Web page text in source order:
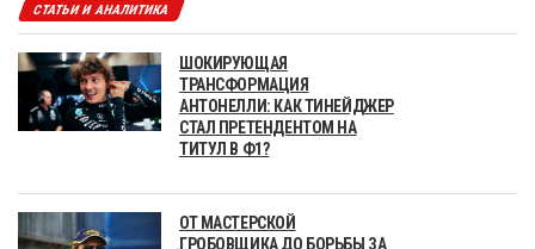
СТАТЬИ И АНАЛИТИКА
ШОКИРУЮЩАЯ
ТРАНСФОРМАЦИЯ
АНТОНЕЛЛИ: КАК ТИНЕЙДЖЕР
СТАЛ ПРЕТЕНДЕНТОМ НА
ТИТУЛ В Ф1?
ОТ МАСТЕРСКОЙ
ГРОБОВЩИКА ДО БОРЬБЫ ЗА